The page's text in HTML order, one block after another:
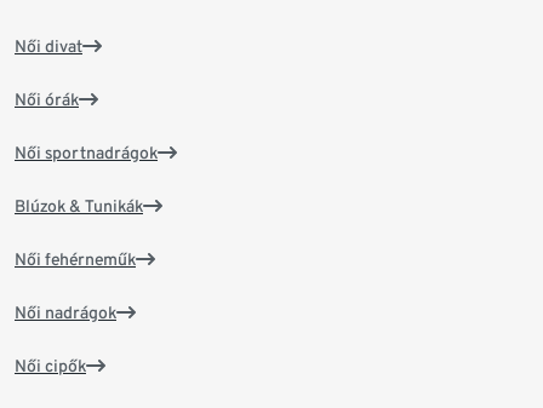
Női divat
Női órák
Női sportnadrágok
Blúzok & Tunikák
Női fehérneműk
Női nadrágok
Női cipők